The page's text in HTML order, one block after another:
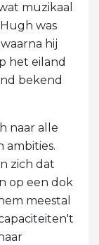
muzikaal
was
hij
het eiland
bekend
naar alle
ambities.
zich dat
op een dok
meestal